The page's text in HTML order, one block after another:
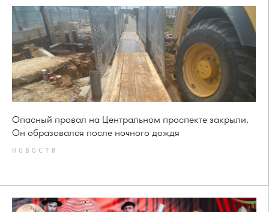
Опасный провал на Центральном проспекте закрыли.
Он образовался после ночного дождя
НОВОСТИ